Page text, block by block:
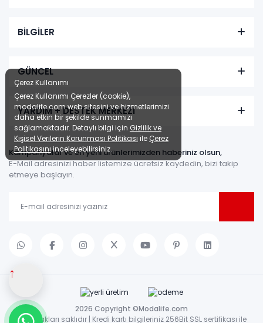
↑
BİLGİLER
GÜNCEL
YARDIM + DESTEK MERKEZİ
Kampanyalar ve en yeni ürünlerimizden haberiniz olsun,
E-Mail adresinizi haber listemize ücretsiz kaydedin, bizi takip
etmeye başlayın.
2026 Copyright ©Modalife.com
Tüm hakları saklıdır | Kredi kartı bilgileriniz 256Bit SSL sertifikası ile
Çerez Kullanımı
Çerez Kullanımı Çerezler (cookie),
modalife.com web sitesini ve hizmetlerimizi
daha etkin bir şekilde sunmamızı
sağlamaktadır. Detaylı bilgi için Gizlilik ve
Kişisel Verilerin Korunması Politikası ile Çerez
Politikasınıinceleyebilirsiniz.